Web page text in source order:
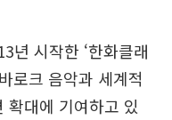
년 시작한 ‘한화클래
로크 음악과 세계적
확대에 기여하고 있